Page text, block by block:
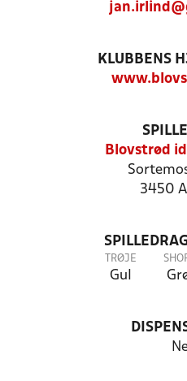
KLUBBENS
Blovstrød
3450
TRØJE
Gul